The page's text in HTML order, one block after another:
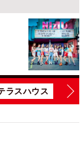
ラスハウス #漫